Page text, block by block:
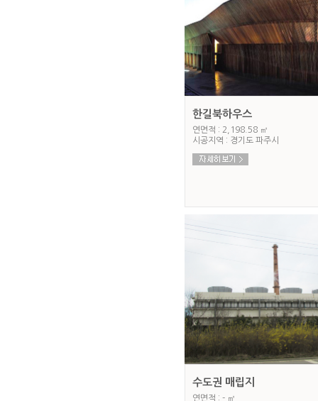
한길북하우스
연면적 : 2,198.58 ㎡
시공지역 : 경기도 파주시
수도권 매립지
연면적 : - ㎡